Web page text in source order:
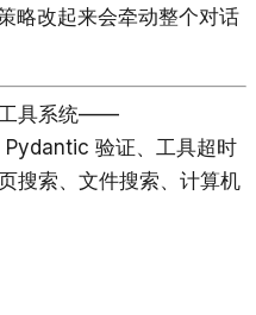
略改起来会牵动整个对话
工具系统——
Pydantic 验证、工具超时
搜索、文件搜索、计算机